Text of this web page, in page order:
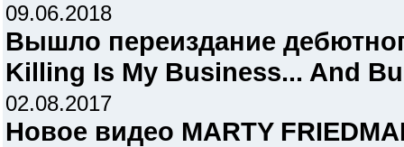
09.06.2018
Вышло переиздание
Killing Is My Business... And
02.08.2017
Новое видео MARTY